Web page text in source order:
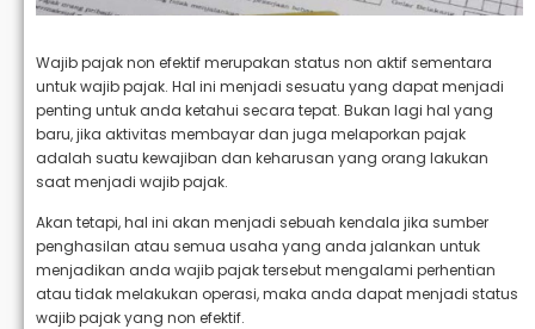
Wajib pajak non efektif merupakan status non aktif sementara
untuk wajib pajak. Hal ini menjadi sesuatu yang dapat menjadi
penting untuk anda ketahui secara tepat. Bukan lagi hal yang
baru, jika aktivitas membayar dan juga melaporkan pajak
adalah suatu kewajiban dan keharusan yang orang lakukan
saat menjadi wajib pajak.
Akan tetapi, hal ini akan menjadi sebuah kendala jika sumber
penghasilan atau semua usaha yang anda jalankan untuk
menjadikan anda wajib pajak tersebut mengalami perhentian
atau tidak melakukan operasi, maka anda dapat menjadi status
wajib pajak yang non efektif.